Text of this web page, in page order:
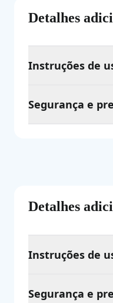
Detalhes
Instruções de
Segurança e
Detalhes
Instruções de
Segurança e